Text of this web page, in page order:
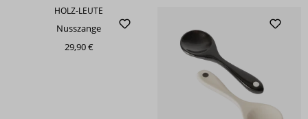
HOLZ-LEUTE
Nusszange
29,90 €